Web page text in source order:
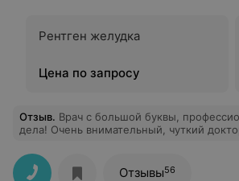
Рентген желудка
Цена по запросу
Отзыв. Врач с большой буквы,
дела! Очень внимательный, чуткий
любовью! Не раз доводилось быть его
оба раза, всё на высшем уровне! Спасибо!
Отзывы56